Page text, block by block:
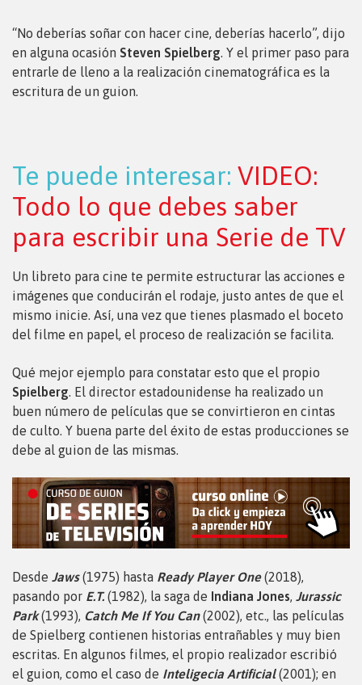
“No deberías soñar con hacer cine, deberías hacerlo”, dijo
en alguna ocasión Steven Spielberg. Y el primer paso para
entrarle de lleno a la realización cinematográfica es la
escritura de un guion.
Te puede interesar: VIDEO:
Todo lo que debes saber
para escribir una Serie de TV
Un libreto para cine te permite estructurar las acciones e
imágenes que conducirán el rodaje, justo antes de que el
mismo inicie. Así, una vez que tienes plasmado el boceto
del filme en papel, el proceso de realización se facilita.
Qué mejor ejemplo para constatar esto que el propio
Spielberg. El director estadounidense ha realizado un
buen número de películas que se convirtieron en cintas
de culto. Y buena parte del éxito de estas producciones se
debe al guion de las mismas.
Desde Jaws(1975) hasta Ready Player One(2018),
pasando por E.T.(1982), la saga de Indiana Jones, Jurassic
Park(1993), Catch Me If You Can(2002), etc., las películas
de Spielberg contienen historias entrañables y muy bien
escritas. En algunos filmes, el propio realizador escribió
el guion, como el caso de Inteligecia Artificial(2001); en